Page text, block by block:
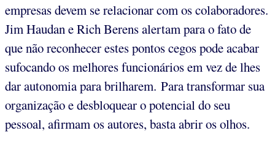
empresas devem se relacionar com os colaboradores.
Jim Haudan e Rich Berens alertam para o fato de
que não reconhecer estes pontos cegos pode acabar
sufocando os melhores funcionários em vez de lhes
dar autonomia para brilharem. Para transformar sua
organização e desbloquear o potencial do seu
pessoal, afirmam os autores, basta abrir os olhos.